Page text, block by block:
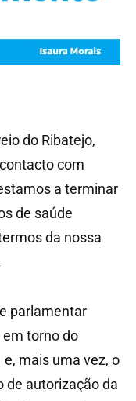
do Ribatejo,
com
a terminar
de saúde
da nossa
parlamentar
torno do
mais uma vez, o
de autorização da